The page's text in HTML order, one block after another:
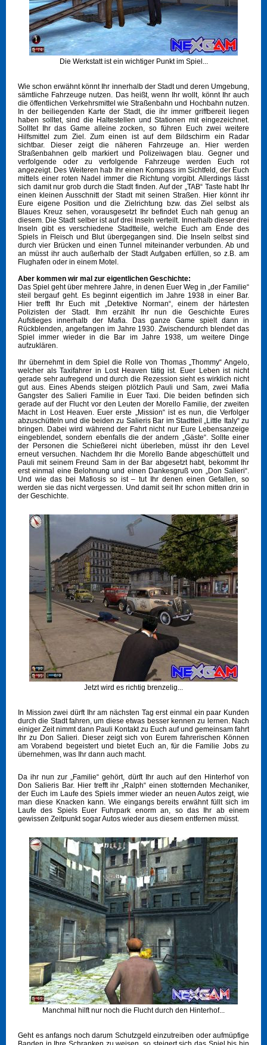
Die Werkstatt ist ein wichtiger Punkt im Spiel...
Wie schon erwähnt könnt Ihr innerhalb der Stadt und deren Umgebung,
sämtliche Fahrzeuge nutzen. Das heißt, wenn Ihr wollt, könnt Ihr auch
die öffentlichen Verkehrsmittel wie Straßenbahn und Hochbahn nutzen.
In der beiliegenden Karte der Stadt, die ihr immer griffbereit liegen
haben solltet, sind die Haltestellen und Stationen mit eingezeichnet.
Solltet Ihr das Game alleine zocken, so führen Euch zwei weitere
Hilfsmittel zum Ziel. Zum einen ist auf dem Bildschirm ein Radar
sichtbar. Dieser zeigt die näheren Fahrzeuge an. Hier werden
Straßenbahnen gelb markiert und Polizeiwagen blau. Gegner und
verfolgende oder zu verfolgende Fahrzeuge werden Euch rot
angezeigt. Des Weiteren hab Ihr einen Kompass im Sichtfeld, der Euch
mittels einer roten Nadel immer die Richtung vorgibt. Allerdings lässt
sich damit nur grob durch die Stadt finden. Auf der „TAB“ Taste habt Ihr
einen kleinen Ausschnitt der Stadt mit seinen Straßen. Hier könnt ihr
Eure eigene Position und die Zielrichtung bzw. das Ziel selbst als
Blaues Kreuz sehen, vorausgesetzt Ihr befindet Euch nah genug an
diesem. Die Stadt selber ist auf drei Inseln verteilt. Innerhalb dieser drei
Inseln gibt es verschiedene Stadtteile, welche Euch am Ende des
Spiels in Fleisch und Blut übergegangen sind. Die Inseln selbst sind
durch vier Brücken und einen Tunnel miteinander verbunden. Ab und
an müsst ihr auch außerhalb der Stadt Aufgaben erfüllen, so z.B. am
Flughafen oder in einem Motel.
Aber kommen wir mal zur eigentlichen Geschichte:
Das Spiel geht über mehrere Jahre, in denen Euer Weg in „der Familie“
steil bergauf geht. Es beginnt eigentlich im Jahre 1938 in einer Bar.
Hier trefft Ihr Euch mit „Detektive Norman“, einem der härtesten
Polizisten der Stadt. Ihm erzählt Ihr nun die Geschichte Eures
Aufstieges innerhalb der Mafia. Das ganze Game spielt dann in
Rückblenden, angefangen im Jahre 1930. Zwischendurch blendet das
Spiel immer wieder in die Bar im Jahre 1938, um weitere Dinge
aufzuklären.
Ihr übernehmt in dem Spiel die Rolle von Thomas „Thommy“ Angelo,
welcher als Taxifahrer in Lost Heaven tätig ist. Euer Leben ist nicht
gerade sehr aufregend und durch die Rezession sieht es wirklich nicht
gut aus. Eines Abends steigen plötzlich Pauli und Sam, zwei Mafia
Gangster des Salieri Familie in Euer Taxi. Die beiden befinden sich
gerade auf der Flucht vor den Leuten der Morello Familie, der zweiten
Macht in Lost Heaven. Euer erste „Mission“ ist es nun, die Verfolger
abzuschütteln und die beiden zu Salieris Bar im Stadtteil „Little Italy“ zu
bringen. Dabei wird während der Fahrt nicht nur Eure Lebensanzeige
eingeblendet, sondern ebenfalls die der andern „Gäste“. Sollte einer
der Personen die Schießerei nicht überleben, müsst ihr den Level
erneut versuchen. Nachdem Ihr die Morello Bande abgeschüttelt und
Pauli mit seinem Freund Sam in der Bar abgesetzt habt, bekommt Ihr
erst einmal eine Belohnung und einen Dankesgruß von „Don Salieri“.
Und wie das bei Mafiosis so ist – tut Ihr denen einen Gefallen, so
werden sie das nicht vergessen. Und damit seit Ihr schon mitten drin in
der Geschichte.
Jetzt wird es richtig brenzelig...
In Mission zwei dürft Ihr am nächsten Tag erst einmal ein paar Kunden
durch die Stadt fahren, um diese etwas besser kennen zu lernen. Nach
einiger Zeit nimmt dann Pauli Kontakt zu Euch auf und gemeinsam fahrt
Ihr zu Don Salieri. Dieser zeigt sich von Eurem fahrerischen Können
am Vorabend begeistert und bietet Euch an, für die Familie Jobs zu
übernehmen, was Ihr dann auch macht.
Da ihr nun zur „Familie“ gehört, dürft Ihr auch auf den Hinterhof von
Don Salieris Bar. Hier trefft ihr „Ralph“ einen stotternden Mechaniker,
der Euch im Laufe des Spiels immer wieder an neuen Autos zeigt, wie
man diese Knacken kann. Wie eingangs bereits erwähnt füllt sich im
Laufe des Spiels Euer Fuhrpark enorm an, so das Ihr ab einem
gewissen Zeitpunkt sogar Autos wieder aus diesem entfernen müsst.
Manchmal hilft nur noch die Flucht durch den Hinterhof...
Geht es anfangs noch darum Schutzgeld einzutreiben oder aufmüpfige